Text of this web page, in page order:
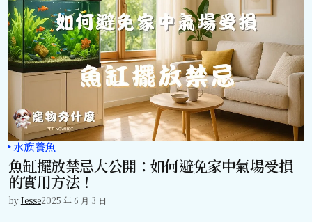
水族養魚
魚缸擺放禁忌大公開：如何避免家中氣場受損
的實用方法！
byJesse2025 年 6 月 3 日